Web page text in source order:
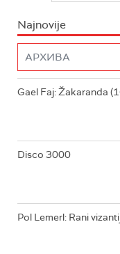
Najnovije
Gael Faj: Žakaranda
Disco 3000
Pol Lemerl: Rani